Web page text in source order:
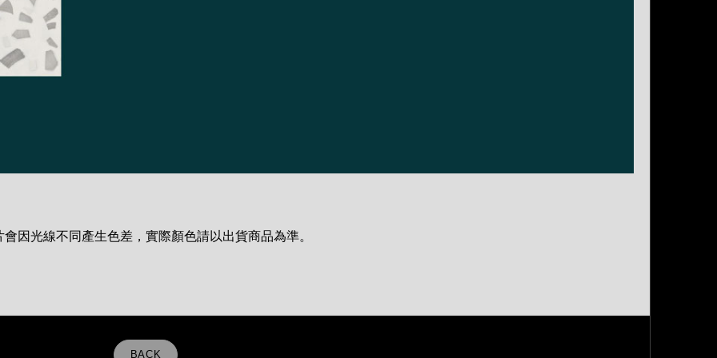
會因光線不同產生色差，實際顏色請以出貨商品為準。
BACK